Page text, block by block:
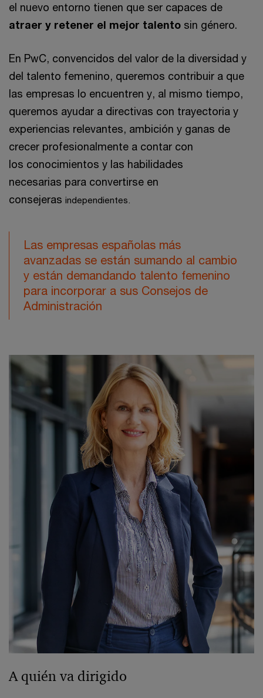
el nuevo entorno tienen que ser capaces de
atraer y retener el mejor talento sin género.
En PwC, convencidos del valor de la diversidad y
del talento femenino, queremos contribuir a que
las empresas lo encuentren y, al mismo tiempo,
queremos ayudar a directivas con trayectoria y
experiencias relevantes, ambición y ganas de
crecer profesionalmente a contar con
los conocimientos y las habilidades
necesarias para convertirse en
consejeras independientes.
Las empresas españolas más
avanzadas se están sumando al cambio
y están demandando talento femenino
para incorporar a sus Consejos de
Administración
A quién va dirigido